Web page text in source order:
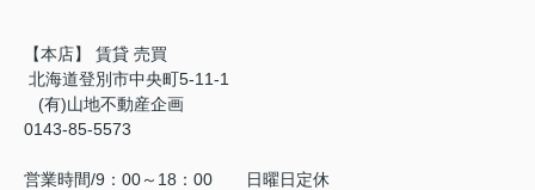
【本店】 賃貸 売買
北海道登別市中央町5-11-1
(有)山地不動産企画
0143-85-5573
営業時間/9：00～18：00 日曜日定休